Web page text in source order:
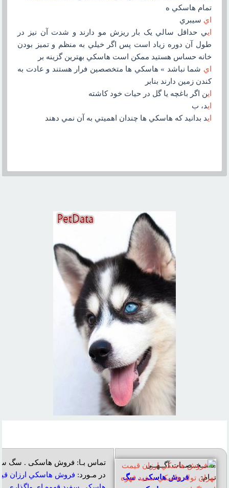
تمام هاسکي ه
اي سيبري
ايي حداقل سالي يک بار ريزش مو دارند و شدت آن نيز در
طول آن دوره زياد است پس اگر خيلي به منظم و تميز بودن
خانه حساس هستيد ممکن است هاسکي بهترين گزينه بر
اي شما نباشد » هاسکي ها متخصصين فرار هستند و عادت به
کندن زمين دارند بنابر
اين اگر باغچه يا گل در حيات خود کاشته
ايد، ب
ايد بدانيد که هاسکي ها چندان اهميتي به آن نمي دهند
مشــخــصــات آگــهــی
نــام:
فروش هاسکی . سگ
تماس بـا: فروش هاسکی . سگ
در مـورد: فروش هاسکي ارزان